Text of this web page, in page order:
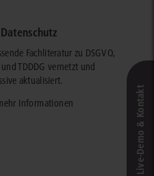
Fachliteratur zu DSGVO,
und TDDDG vernetzt und
aktualisiert.
Informationen
Live‑Demo & Kontakt